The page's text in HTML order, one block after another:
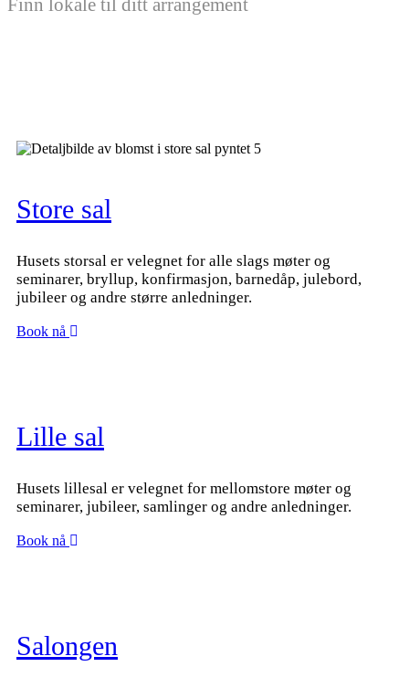
Finn lokale til ditt arrangement
Store sal
Husets storsal er velegnet for alle slags møter og
seminarer, bryllup, konfirmasjon, barnedåp, julebord,
jubileer og andre større anledninger.
Book nå
Lille sal
Husets lillesal er velegnet for mellomstore møter og
seminarer, jubileer, samlinger og andre anledninger.
Book nå
Salongen